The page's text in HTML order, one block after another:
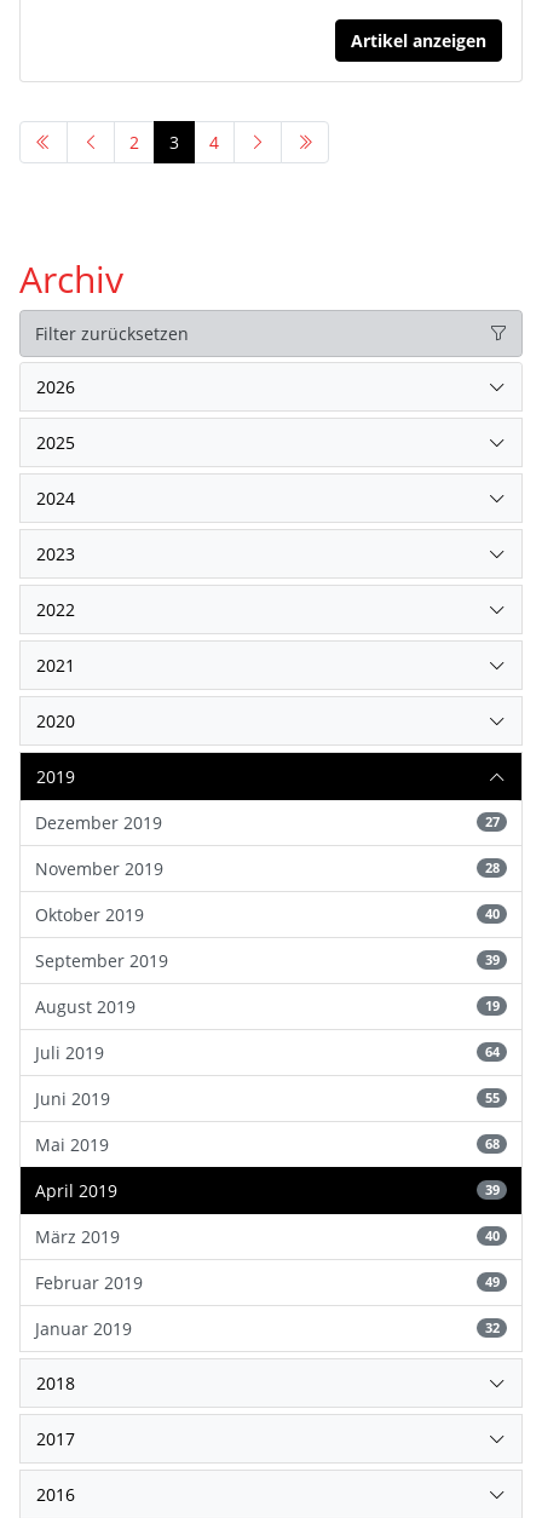
Artikel anzeigen
2 3 4
Archiv
Filter zurücksetzen
2026
2025
2024
2023
2022
2021
2020
2019
Dezember 2019
27
November 2019 28
Oktober 2019 40
September 2019 39
August 2019 19
Juli 2019 64
Juni 2019 55
Mai 2019 68
April 2019 39
März 2019 40
Februar 2019 49
Januar 2019 32
2018
2017
2016